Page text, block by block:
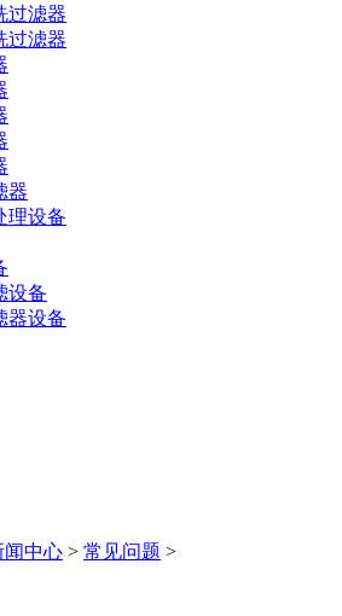
过滤器
过滤器
器
理设备
设备
器设备
闻中心 > 常见问题 >